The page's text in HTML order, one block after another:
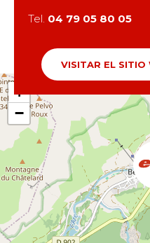
+
−
Tel. 04 79 05 80 05
VISITAR EL SITIO